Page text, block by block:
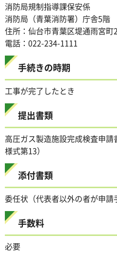
消防局規制指導課保安係
消防局（青葉消防署）庁舎5階
住所：仙台市青葉区堤通雨宮町
電話：022-234-1111
手続きの時期
工事が完了したとき
提出書類
高圧ガス製造施設完成検査申
様式第13）
添付書類
委任状（代表者以外の者が申請
手数料
必要